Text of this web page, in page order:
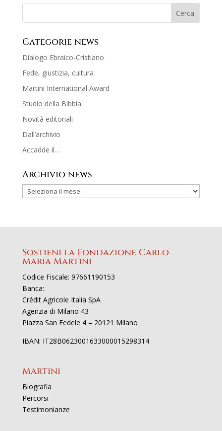
Categorie news
Dialogo Ebraico-Cristiano
Fede, giustizia, cultura
Martini International Award
Studio della Bibbia
Novità editoriali
Dall’archivio
Accadde il…
Archivio news
Sostieni la Fondazione Carlo
Maria Martini
Codice Fiscale: 97661190153
Banca:
Crédit Agricole Italia SpA
Agenzia di Milano 43
Piazza San Fedele 4 – 20121 Milano
IBAN: IT28B0623001633000015298314
Martini
Biografia
Percorsi
Testimonianze